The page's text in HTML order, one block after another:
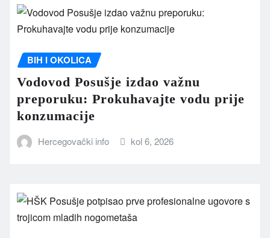
BIH I OKOLICA
Vodovod Posušje izdao važnu
preporuku: Prokuhavajte vodu prije
konzumacije
Hercegovački info kol 6, 2026